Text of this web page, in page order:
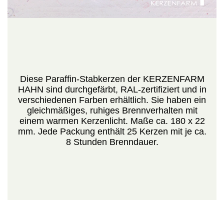
Diese Paraffin-Stabkerzen der KERZENFARM
HAHN sind durchgefärbt, RAL-zertifiziert und in
verschiedenen Farben erhältlich. Sie haben ein
gleichmäßiges, ruhiges Brennverhalten mit
einem warmen Kerzenlicht. Maße ca. 180 x 22
mm. Jede Packung enthält 25 Kerzen mit je ca.
8 Stunden Brenndauer.